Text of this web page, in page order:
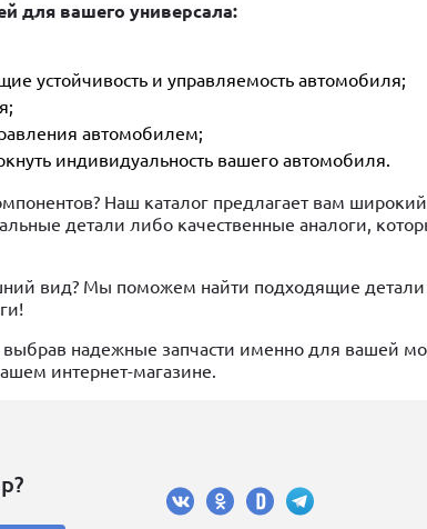
для вашего универсала:
устойчивость и управляемость автомобиля;
автомобилем;
индивидуальность вашего автомобиля.
Наш каталог предлагает вам
детали либо качественные аналоги,
вид? Мы поможем найти подходящие детали
выбрав надежные запчасти именно для вашей
интернет-магазине.